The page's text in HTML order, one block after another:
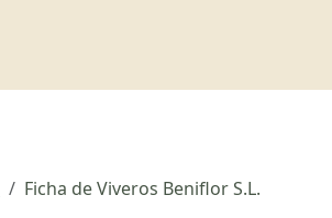
Ficha de Viveros Beniflor S.L.